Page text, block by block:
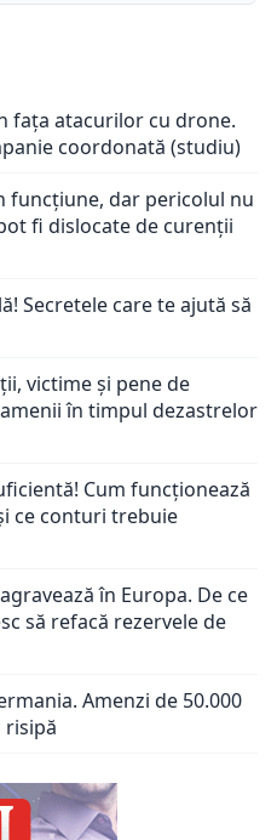
fața atacurilor cu drone.
coordonată (studiu)
funcțiune, dar pericolul nu
fi dislocate de curenții
Secretele care te ajută să
victime și pene de
în timpul dezastrelor
Cum funcționează
ce conturi trebuie
în Europa. De ce
să refacă rezervele de
Amenzi de 50.000
risipă